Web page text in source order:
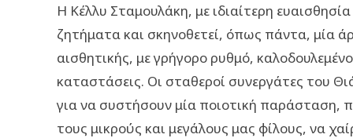
Η Κέλλυ Σταμουλάκη, με ιδιαίτερη
ζητήματα και σκηνοθετεί, όπως πάντα, μία
αισθητικής, με γρήγορο ρυθμό,
καταστάσεις. Οι σταθεροί συνεργάτες του
για να συστήσουν μία ποιοτική παράσταση,
τους μικρούς και μεγάλους μας φίλους, να